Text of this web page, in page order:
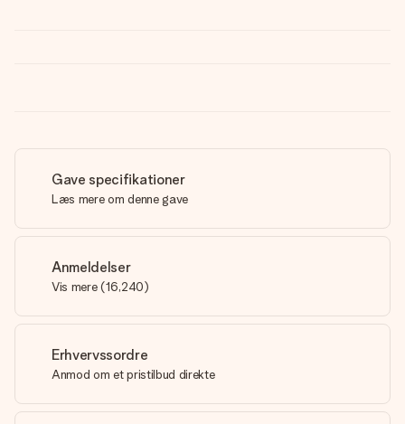
Gave specifikationer
Læs mere om denne gave
Anmeldelser
Vis mere (16,240)
Erhvervssordre
Anmod om et pristilbud direkte